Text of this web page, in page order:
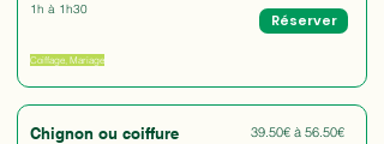
1h à 1h30
Réserver
Coiffage, Mariage
Chignon ou coiffure 39.50€ à 56.50€